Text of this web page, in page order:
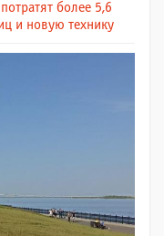
более 5,6
и новую технику